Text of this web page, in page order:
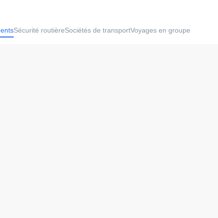
Sécurité routièreSociétés de transportVoyages en groupe